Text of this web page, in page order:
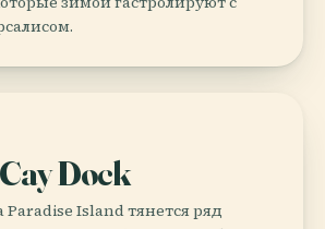
Dock
Island тянется ряд